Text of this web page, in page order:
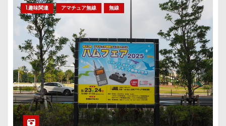
1.趣味関連 アマチュア無線 無線